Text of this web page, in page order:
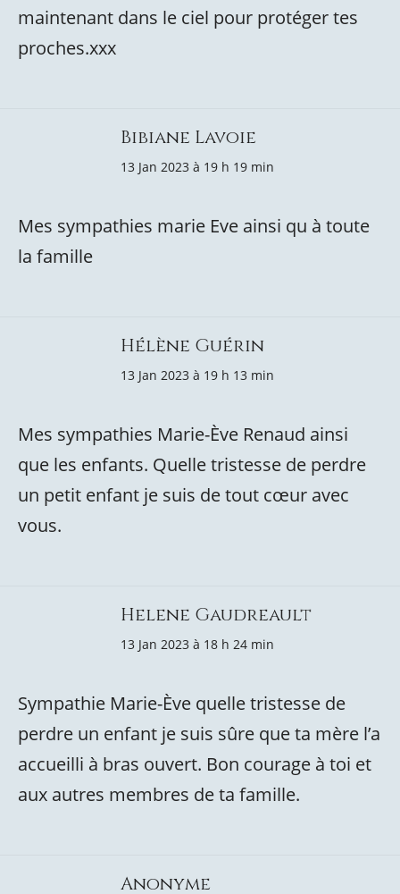
maintenant dans le ciel pour protéger tes
proches.xxx
Bibiane Lavoie
13 Jan 2023 à 19 h 19 min
Mes sympathies marie Eve ainsi qu à toute
la famille
Hélène Guérin
13 Jan 2023 à 19 h 13 min
Mes sympathies Marie-Ève Renaud ainsi
que les enfants. Quelle tristesse de perdre
un petit enfant je suis de tout cœur avec
vous.
Helene Gaudreault
13 Jan 2023 à 18 h 24 min
Sympathie Marie-Ève quelle tristesse de
perdre un enfant je suis sûre que ta mère l’a
accueilli à bras ouvert. Bon courage à toi et
aux autres membres de ta famille.
Anonyme